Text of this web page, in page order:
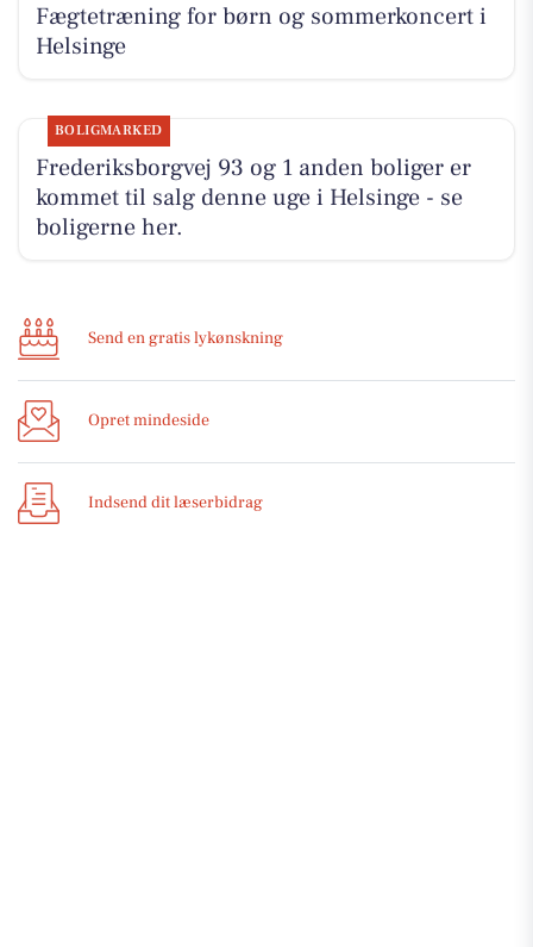
Fægtetræning for børn og sommerkoncert i
Helsinge
BOLIGMARKED
Frederiksborgvej 93 og 1 anden boliger er
kommet til salg denne uge i Helsinge - se
boligerne her.
Send en gratis lykønskning
Opret mindeside
Indsend dit læserbidrag